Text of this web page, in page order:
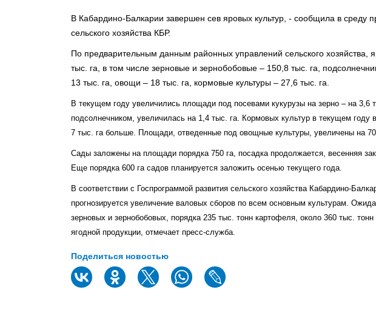
В Кабардино-Балкарии завершен сев яровых культур, - сообщила в среду
сельского хозяйства КБР.
По предварительным данным районных управлений сельского хозяйства,
тыс. га, в том числе зерновые и зернобобовые – 150,8 тыс. га,
13 тыс. га, овощи – 18 тыс. га, кормовые культуры – 27,6 тыс. га.
В текущем году увеличились площади под посевами кукурузы на зерно – на 3,6
подсолнечником, увеличилась на 1,4 тыс. га. Кормовых культур в текущем году
7 тыс. га больше. Площади, отведенные под овощные культуры, увеличены на
Сады заложены на площади порядка 750 га, посадка продолжается, весенняя
Еще порядка 600 га садов планируется заложить осенью текущего года.
В соответствии с Госпрограммой развития сельского хозяйства Кабардино-
прогнозируется увеличение валовых сборов по всем основным культурам.
зерновых и зернобобовых, порядка 235 тыс. тонн картофеля, около 360 тыс.
ягодной продукции, отмечает пресс-служба.
Поделиться новостью